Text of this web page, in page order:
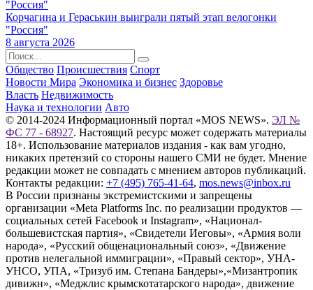
Корчагина и Гераськин выиграли пятый этап велогонки
"Россия"
8 августа 2026
Общество Происшествия Спорт
Новости Мира Экономика и бизнес Здоровье
Власть Недвижимость
Наука и технологии Авто
© 2014-2024 Информационный портал «MOS NEWS». ЭЛ №
ФС 77 - 68927. Настоящий ресурс может содержать материалы
18+. Использование материалов издания - как вам угодно,
никаких претензий со стороны нашего СМИ не будет. Мнение
редакции может не совпадать с мнением авторов публикаций.
Контакты редакции: +7 (495) 765-41-64, mos.news@inbox.ru
В России признаны экстремистскими и запрещены
организации «Meta Platforms Inc. по реализации продуктов —
социальных сетей Facebook и Instagram», «Национал-
большевистская партия», «Свидетели Иеговы», «Армия воли
народа», «Русский общенациональный союз», «Движение
против нелегальной иммиграции», «Правый сектор», УНА-
УНСО, УПА, «Тризуб им. Степана Бандеры»,«Мизантропик
дивижн», «Меджлис крымскотатарского народа», движение